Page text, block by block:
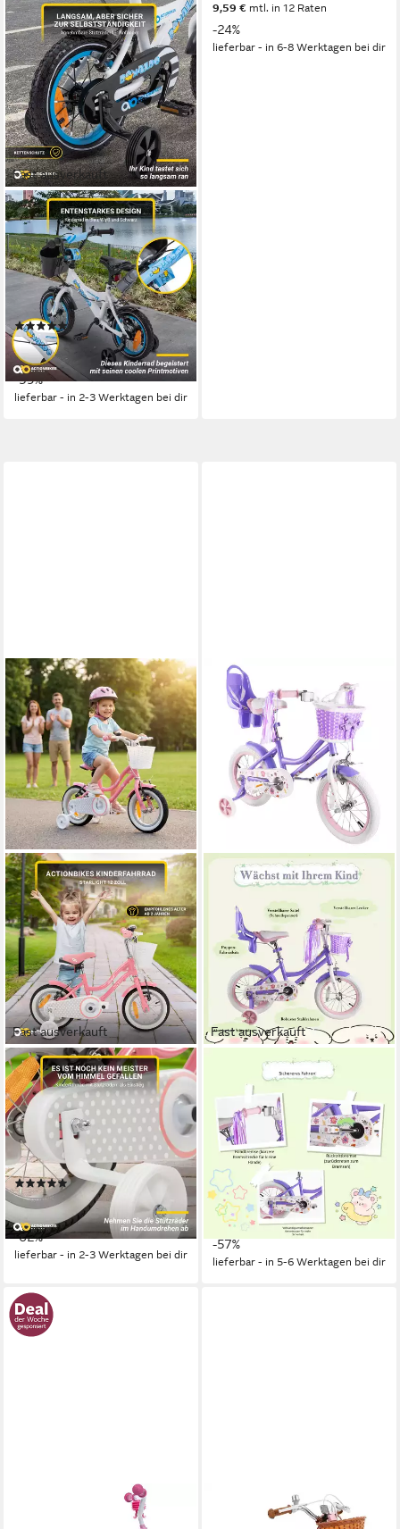
Fast ausverkauft
ACTIONBIKES MOTORS
Kinderfahrrad Kinder Fahrrad
BMX Donaldo inkl. Korb
1 Gänge
Zul. Gesamtgewicht
Stahl Rahmen
(12)
ab 109,99 €
269,99 €
10,05 €mtl. in 12 Raten
-59%
lieferbar - in 2-3 Werktagen bei dir
9,59 € mtl. in 12 Raten
-24%
lieferbar - in 6-8 Werktagen bei dir
Fast ausverkauft
ACTIONBIKES MOTORS
Kinderfahrrad Starlight inkl.
Fahrradkorb
1 Gänge
35 kg
Zul. Gesamtgewicht
Stahl Rahmen
(9)
ab 114,01 €
299,99 €
10,41 €
mtl. in 12 Raten
-62%
lieferbar - in 2-3 Werktagen bei dir
Fast ausverkauft
Kinderfahrrad Kinderfahrrad
für Mädchen 12–18 Zoll, 2–10
Jahre
Gänge
100 kg
Zul. Gesamtgewicht
Stahl
Rahmen
ab 119,99 € UVP278,99 €
10,96 €mtl. in 12 Raten
-57%
lieferbar - in 5-6 Werktagen bei dir
Kinderfahrrad 10" stabiler